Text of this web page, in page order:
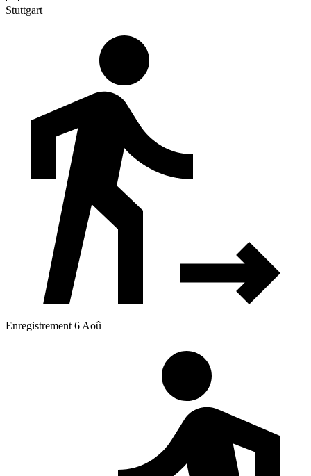
Stuttgart
Enregistrement 6 Aoû